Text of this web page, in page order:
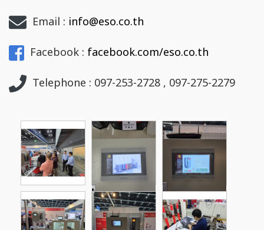
Email : info@eso.co.th
Facebook : facebook.com/eso.co.th
Telephone : 097-253-2728 , 097-275-2279